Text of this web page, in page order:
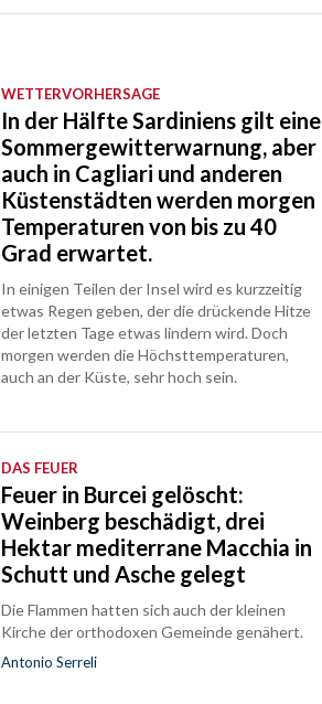
WETTERVORHERSAGE
In der Hälfte Sardiniens gilt eine
Sommergewitterwarnung, aber
auch in Cagliari und anderen
Küstenstädten werden morgen
Temperaturen von bis zu 40
Grad erwartet.
In einigen Teilen der Insel wird es kurzzeitig
etwas Regen geben, der die drückende Hitze
der letzten Tage etwas lindern wird. Doch
morgen werden die Höchsttemperaturen,
auch an der Küste, sehr hoch sein.
DAS FEUER
Feuer in Burcei gelöscht:
Weinberg beschädigt, drei
Hektar mediterrane Macchia in
Schutt und Asche gelegt
Die Flammen hatten sich auch der kleinen
Kirche der orthodoxen Gemeinde genähert.
Antonio Serreli